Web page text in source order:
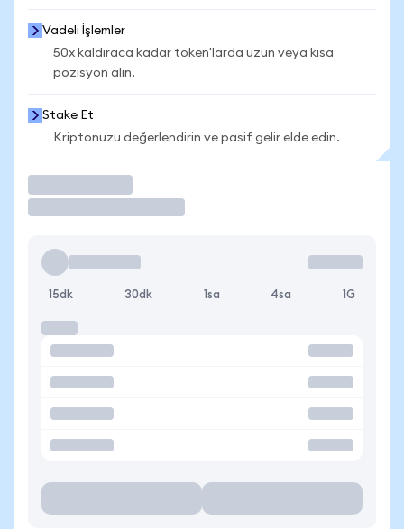
Vadeli İşlemler
50x kaldıraca kadar token'larda uzun veya kısa
pozisyon alın.
Stake Et
Kriptonuzu değerlendirin ve pasif gelir elde edin.
15dk 30dk 1sa 4sa 1G